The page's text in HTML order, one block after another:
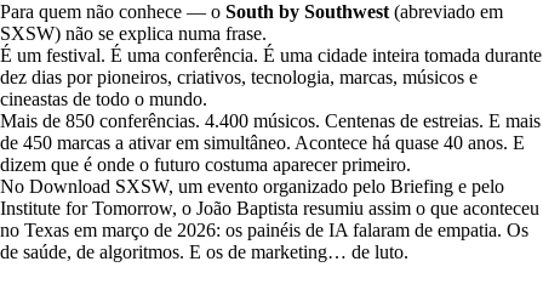
Para quem não conhece — o South by Southwest (abreviado em
SXSW) não se explica numa frase.
É um festival. É uma conferência. É uma cidade inteira tomada durante
dez dias por pioneiros, criativos, tecnologia, marcas, músicos e
cineastas de todo o mundo.
Mais de 850 conferências. 4.400 músicos. Centenas de estreias. E mais
de 450 marcas a ativar em simultâneo. Acontece há quase 40 anos. E
dizem que é onde o futuro costuma aparecer primeiro.
No Download SXSW, um evento organizado pelo Briefing e pelo
Institute for Tomorrow, o João Baptista resumiu assim o que aconteceu
no Texas em março de 2026: os painéis de IA falaram de empatia. Os
de saúde, de algoritmos. E os de marketing… de luto.